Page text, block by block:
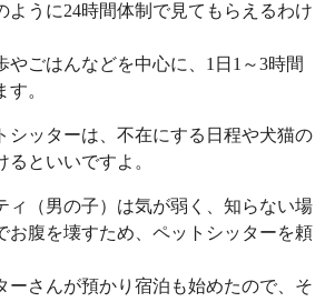
ように24時間体制で見てもらえるわけ
やごはんなどを中心に、1日1～3時間
。
シッターは、不在にする日程や犬猫の
といいですよ。
ィ（男の子）は気が弱く、知らない場
お腹を壊すため、ペットシッターを頼
ーさんが預かり宿泊も始めたので、そ